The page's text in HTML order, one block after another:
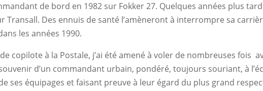
de bord en 1982 sur Fokker 27. Quelques années plus
Transall. Des ennuis de santé l’amèneront à interrompre sa
les années 1990.
copilote à la Postale, j’ai été amené à voler de nombreuses fois
d’un commandant urbain, pondéré, toujours souriant, à
ses équipages et faisant preuve à leur égard du plus grand